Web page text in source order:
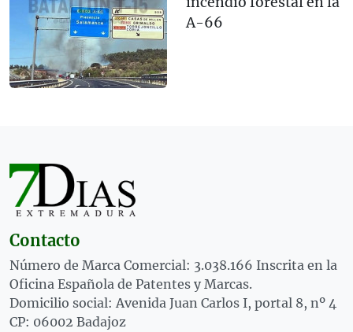
A-66
Contacto
Número de Marca Comercial: 3.038.166 Inscrita en la
Oficina Española de Patentes y Marcas.
Domicilio social: Avenida Juan Carlos I, portal 8, nº 4
CP: 06002 Badajoz